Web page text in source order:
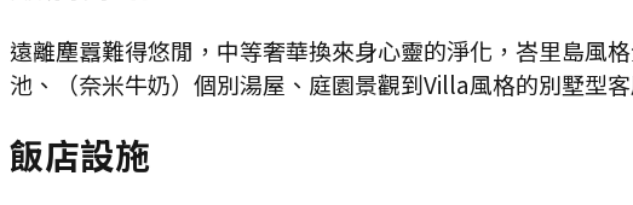
遠離塵囂難得悠閒，中等奢華換來身心靈的淨化，峇里島風
池、（奈米牛奶）個別湯屋、庭園景觀到Villa風格的別墅型
飯店設施